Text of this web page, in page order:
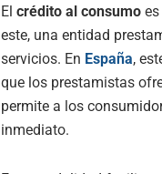
El crédito al consumo
este, una entidad
servicios. En España,
que los prestamistas
permite a los
inmediato.